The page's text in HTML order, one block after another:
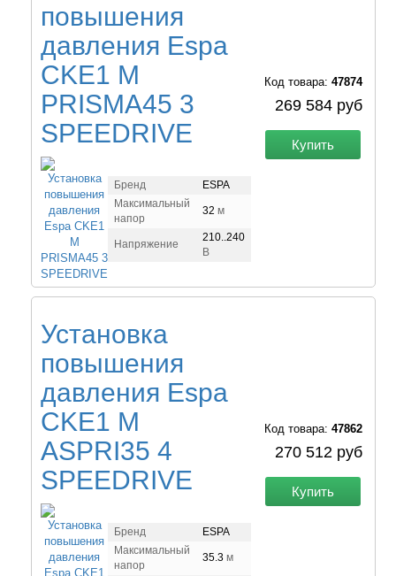
повышения
давления Espa
CKE1 M
PRISMA45 3
SPEEDRIVE
Код товара: 47874
269 584 руб
Купить
Бренд
ESPA
Максимальный
напор
32 м
Напряжение
210..240
В
Установка
повышения
давления Espa
CKE1 M
ASPRI35 4
SPEEDRIVE
Код товара: 47862
270 512 руб
Купить
Бренд
ESPA
Максимальный
напор
35.3 м